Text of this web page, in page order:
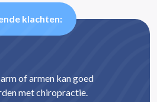
klachten:
of armen kan goed
met chiropractie.